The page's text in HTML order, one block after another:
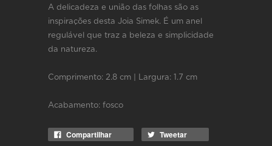
A delicadeza e união das folhas são as
inspirações desta Joia Simek. É um anel
regulável que traz a beleza e simplicidade
da natureza.
Comprimento: 2.8 cm | Largura: 1.7 cm
Acabamento: fosco
Compartilhar
Tweetar